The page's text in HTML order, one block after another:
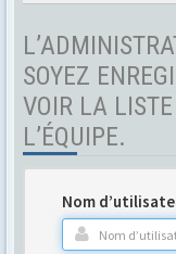
SOYEZ
VOIR LA
L’ÉQUIPE.
Nom